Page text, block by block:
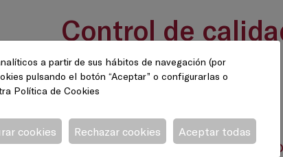
Control de
supervisión
Disponemos del ratio de
a partir de sus hábitos de navegación (por
pulsando el botón “Aceptar” o configurarlas o
Política de Cookies
Aceptar todas
Rechazar cookies
cookies